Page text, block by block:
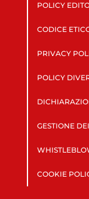
POLICY
CODICE
PRIVACY
POLICY
GESTIONE
COOKIE